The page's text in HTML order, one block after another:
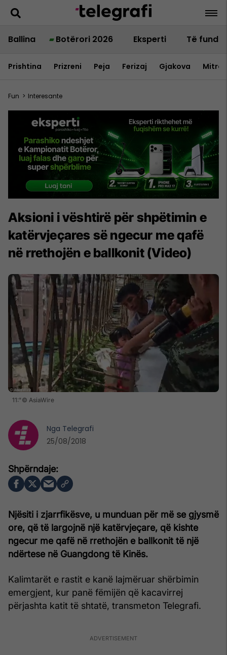
Ballina Botërori 2026 Eksperti Të fundit
Prishtina Prizreni Peja Ferizaj Gjakova
Fun > Interesante
Aksioni i vështirë për shpëtimin e
katërvjeçares së ngecur me qafë
në rrethojën e ballkonit (Video)
11:"© AsiaWire
Njësiti i zjarrfikësve, u munduan për më se gjysmë
ore, që të largojnë një katërvjeçare, që kishte
ngecur me qafë në rrethojën e ballkonit të një
ndërtese në Guangdong të Kinës.
Kalimtarët e rastit e kanë lajmëruar shërbimin
emergjent, kur panë fëmijën që kacavirrej
përjashta katit të shtatë, transmeton Telegrafi.
Nga Telegrafi
25/08/2018